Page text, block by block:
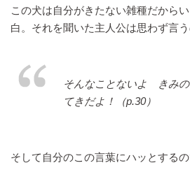
この犬は自分がきたない雑種だから
白。それを聞いた主人公は思わず言う
そんなことないよ きみ
てきだよ！（p.30）
そして自分のこの言葉にハッとするの